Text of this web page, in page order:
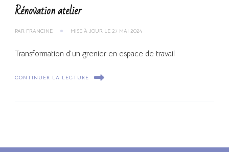
Rénovation atelier
PAR FRANCINE MISE À JOUR LE 27 MAI 2024
Transformation d’un grenier en espace de travail
CONTINUER LA LECTURE